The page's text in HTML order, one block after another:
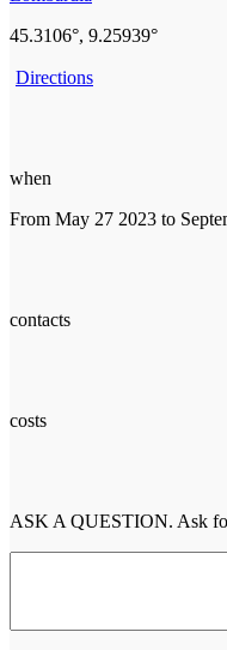
45.3106°, 9.25939°
Directions
when
From May 27 2023 to
contacts
costs
ASK A QUESTION. Ask